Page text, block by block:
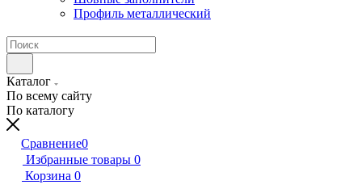
Профиль металлический
Каталог
По всему сайту
По каталогу
Сравнение0
Избранные товары 0
Корзина 0